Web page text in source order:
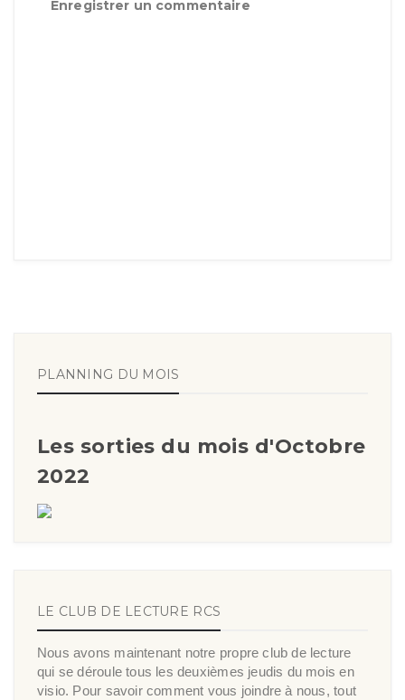
Enregistrer un commentaire
PLANNING DU MOIS
Les sorties du mois d'Octobre
2022
LE CLUB DE LECTURE RCS
Nous avons maintenant notre propre club de lecture
qui se déroule tous les deuxièmes jeudis du mois en
visio. Pour savoir comment vous joindre à nous, tout